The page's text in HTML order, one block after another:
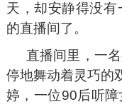
天，却安静得没
的直播间了。
直播间里，一
停地舞动着灵巧的
婷，一位90后听